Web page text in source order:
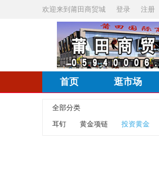
欢迎来到莆田商贸城 登录 注册
首页 逛市场
全部分类
耳钉
黄金项链 投资黄金